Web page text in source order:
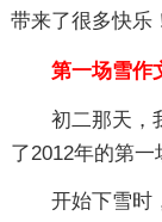
带来了很多快乐
第一场雪作
初二那天，
了2012年的第一
开始下雪时